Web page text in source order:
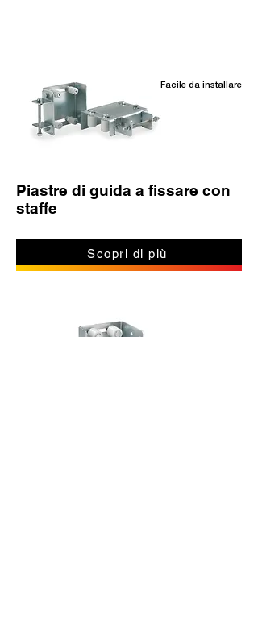
Facile da installare
Piastre di guida a fissare con
staffe
Scopri di più